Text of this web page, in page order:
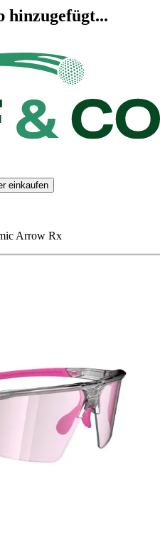
einkaufen
Arrow Rx